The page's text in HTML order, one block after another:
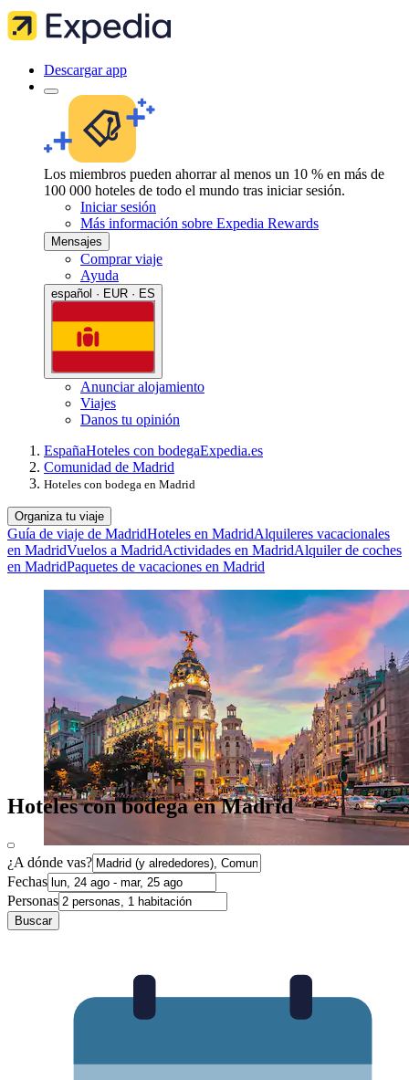
Descargar app
Los miembros pueden ahorrar al menos un 10 % en más de
100 000 hoteles de todo el mundo tras iniciar sesión.
Iniciar sesión
Más información sobre Expedia Rewards
Mensajes
Comprar viaje
Ayuda
español · EUR · ES
Anunciar alojamiento
Viajes
Danos tu opinión
EspañaHoteles con bodegaExpedia.es
Comunidad de Madrid
Hoteles con bodega en Madrid
Organiza tu viaje
Guía de viaje de MadridHoteles en MadridAlquileres vacacionales
en MadridVuelos a MadridActividades en MadridAlquiler de coches
en MadridPaquetes de vacaciones en Madrid
Hoteles con bodega en Madrid
¿A dónde vas?
Fechas
Personas
Buscar